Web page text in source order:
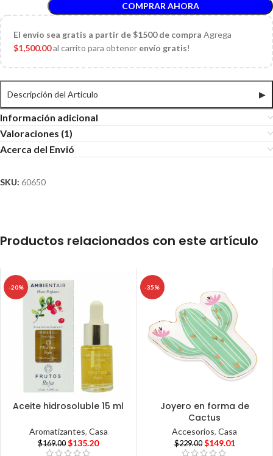
COMPRAR AHORA
El envío sea gratis a partir de $1500 de compra Agrega
$1,500.00al carrito para obtener envío gratis!
Descripción del Articulo ▶
Información adicional
Valoraciones (1)
Acerca del Envió
SKU: 60650
Productos relacionados con este artículo
-20%
Aceite hidrosoluble 15 ml
Aromatizantes, Casa
$169.00 $135.20
-35%
Joyero en forma de
Cactus
Accesorios,Casa
$229.00 $149.01